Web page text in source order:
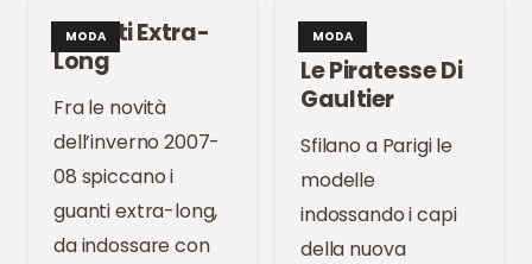
MODA
Guanti Extra-
Long
Fra le novità
dell’inverno 2007-
08 spiccano i
guanti extra-long,
da indossare con
MODA
Le Piratesse Di
Gaultier
Sfilano a Parigi le
modelle
indossando i capi
della nuova